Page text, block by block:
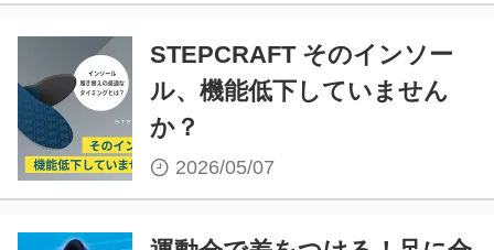
STEPCRAFT そのインソー
ル、機能低下していません
か？
2026/05/07